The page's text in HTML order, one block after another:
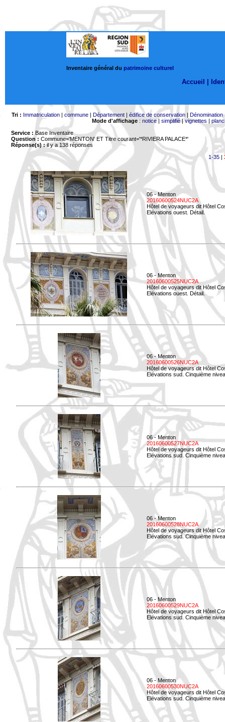
Inventaire général du patrimoine culturel
Accueil |
Tri : Immatriculation| commune| Département| édifice de conservation| Dénomination
Mode d'affichage: notice| simplifié|vignettes |
Service : Base Inventaire
Question : Commune='MENTON' ET Titre courant='*RIVIERA PALACE*'
Réponse(s) :il y a 138 réponses
1-35|
06 - Menton
20160600524NUC2A
Hôtel de voyageurs dit Hôtel
Elévations ouest. Détail.
06 - Menton
20160600525NUC2A
Hôtel de voyageurs dit Hôtel
Elévations ouest. Détail.
06 - Menton
20160600526NUC2A
Hôtel de voyageurs dit Hôtel
Elévations sud. Cinquième
06 - Menton
20160600527NUC2A
Hôtel de voyageurs dit Hôtel
Elévations sud. Cinquième
06 - Menton
20160600528NUC2A
Hôtel de voyageurs dit Hôtel
Elévations sud. Cinquième
06 - Menton
20160600529NUC2A
Hôtel de voyageurs dit Hôtel
Elévations sud. Cinquième
06 - Menton
20160600530NUC2A
Hôtel de voyageurs dit Hôtel
Elévations sud. Cinquième